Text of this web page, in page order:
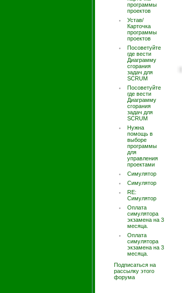
программы
проектов
Устав/
Карточка
программы
проектов
Посоветуйте
где вести
Диаграмму
сгорания
задач для
SCRUM
Посоветуйте
где вести
Диаграмму
сгорания
задач для
SCRUM
Нужна
помощь в
выборе
программы
для
управления
проектами
Симулятор
Симулятор
RE:
Симулятор
Оплата
симулятора
экзамена на 3
месяца.
Оплата
симулятора
экзамена на 3
месяца.
Подписаться на
рассылку этого
форума